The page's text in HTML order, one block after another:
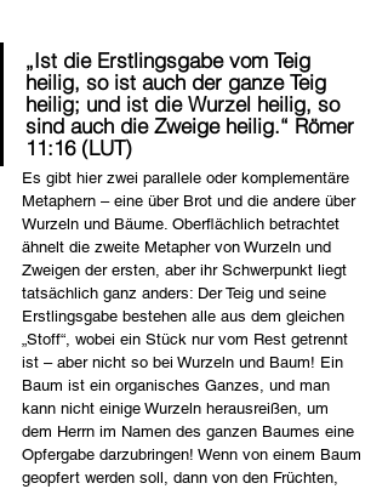
„Ist die Erstlingsgabe vom Teig
heilig, so ist auch der ganze Teig
heilig; und ist die Wurzel heilig, so
sind auch die Zweige heilig.“ Römer
11:16 (LUT)
Es gibt hier zwei parallele oder komplementäre
Metaphern – eine über Brot und die andere über
Wurzeln und Bäume. Oberflächlich betrachtet
ähnelt die zweite Metapher von Wurzeln und
Zweigen der ersten, aber ihr Schwerpunkt liegt
tatsächlich ganz anders: Der Teig und seine
Erstlingsgabe bestehen alle aus dem gleichen
„Stoff“, wobei ein Stück nur vom Rest getrennt
ist – aber nicht so bei Wurzeln und Baum! Ein
Baum ist ein organisches Ganzes, und man
kann nicht einige Wurzeln herausreißen, um
dem Herrn im Namen des ganzen Baumes eine
Opfergabe darzubringen! Wenn von einem Baum
geopfert werden soll, dann von den Früchten,